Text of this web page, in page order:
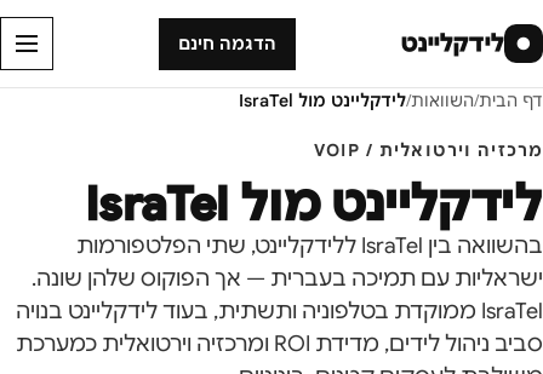
● לידקליינט הדגמה חינם
דף הבית/השוואות/לידקליינט מול IsraTel
מרכזיה וירטואלית / VOIP
לידקליינט מול IsraTel
בהשוואה בין IsraTel ללידקליינט, שתי הפלטפורמות
ישראליות עם תמיכה בעברית — אך הפוקוס שלהן שונה.
IsraTel ממוקדת בטלפוניה ותשתית, בעוד לידקליינט בנויה
סביב ניהול לידים, מדידת ROI ומרכזיה וירטואלית כמערכת